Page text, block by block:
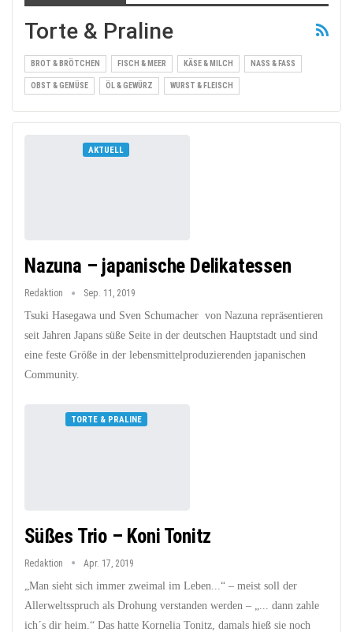
Torte & Praline
BROT & BRÖTCHEN FISCH & MEER KÄSE & MILCH NASS & FASS
OBST & GEMÜSE ÖL & GEWÜRZ WURST & FLEISCH
AKTUELL
Nazuna – japanische Delikatessen
Redaktion Sep. 11, 2019
Tsuki Hasegawa und Sven Schumacher von Nazuna repräsentieren
seit Jahren Japans süße Seite in der deutschen Hauptstadt und sind
eine feste Größe in der lebensmittelproduzierenden japanischen
Community.
TORTE & PRALINE
Süßes Trio – Koni Tonitz
Redaktion Apr. 17, 2019
„Man sieht sich immer zweimal im Leben...“ – meist soll der
Allerweltsspruch als Drohung verstanden werden – „... dann zahle
ich´s dir heim.“ Das hatte Kornelia Tonitz, damals hieß sie noch